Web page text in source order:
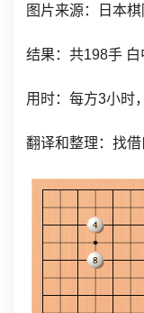
图片来源：日本
结果：共198手 白
用时：每方3小时
翻译和整理：找